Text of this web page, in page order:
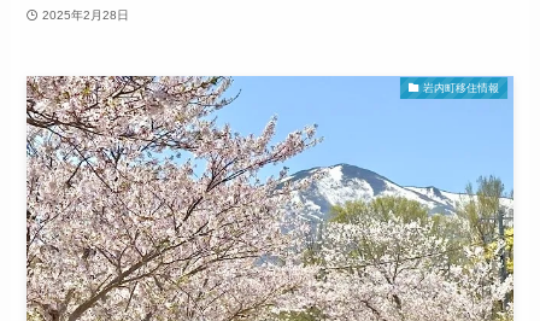
2025年2月28日
岩内町移住情報